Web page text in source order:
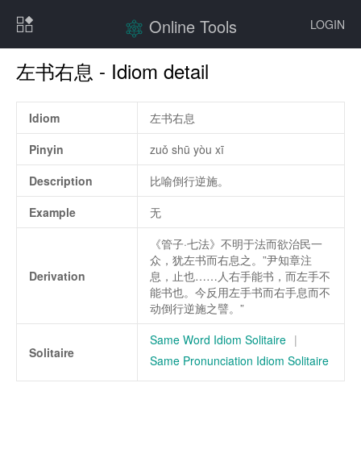
LOGIN
Online Tools
左书右息 - Idiom detail
Idiom
左书右息
Pinyin
zuǒ shū yòu xī
Description
比喻倒行逆施。
Example
无
Derivation
《管子·七法》不明于法而欲治民一
众，犹左书而右息之。”尹知章注
息，止也……人右手能书，而左手不
能书也。今反用左手书而右手息而不
动倒行逆施之譬。”
Solitaire
Same Word Idiom Solitaire |
Same Pronunciation Idiom Solitaire